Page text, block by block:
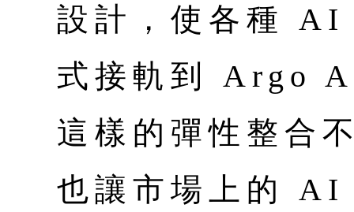
設計，使各種 AI
式接軌到 Argo
這樣的彈性整合
也讓市場上的 AI